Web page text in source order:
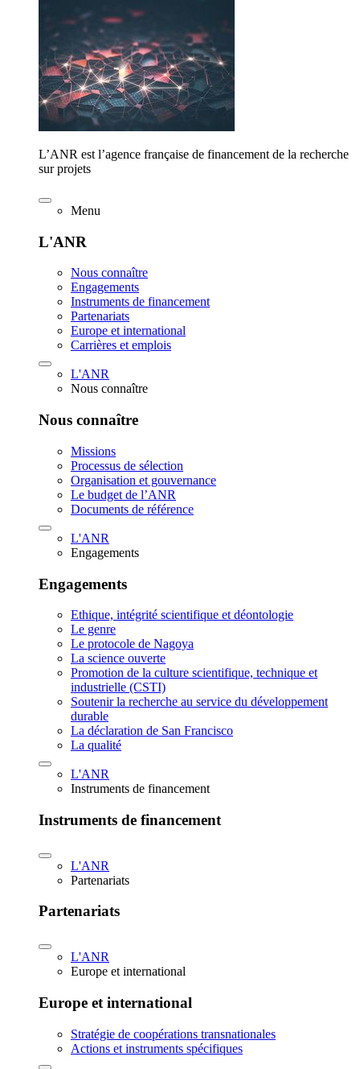
L’ANR est l’agence française de financement de la recherche
sur projets
Menu
L'ANR
Nous connaître
Engagements
Instruments de financement
Partenariats
Europe et international
Carrières et emplois
L'ANR
Nous connaître
Nous connaître
Missions
Processus de sélection
Organisation et gouvernance
Le budget de l’ANR
Documents de référence
L'ANR
Engagements
Engagements
Ethique, intégrité scientifique et déontologie
Le genre
Le protocole de Nagoya
La science ouverte
Promotion de la culture scientifique, technique et
industrielle (CSTI)
Soutenir la recherche au service du développement
durable
La déclaration de San Francisco
La qualité
L'ANR
Instruments de financement
Instruments de financement
L'ANR
Partenariats
Partenariats
L'ANR
Europe et international
Europe et international
Stratégie de coopérations transnationales
Actions et instruments spécifiques